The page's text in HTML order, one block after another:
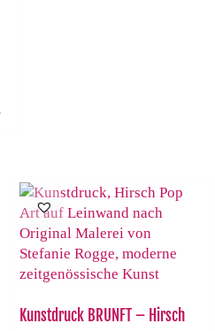
Kunstdruck BRUNFT – Hirsch